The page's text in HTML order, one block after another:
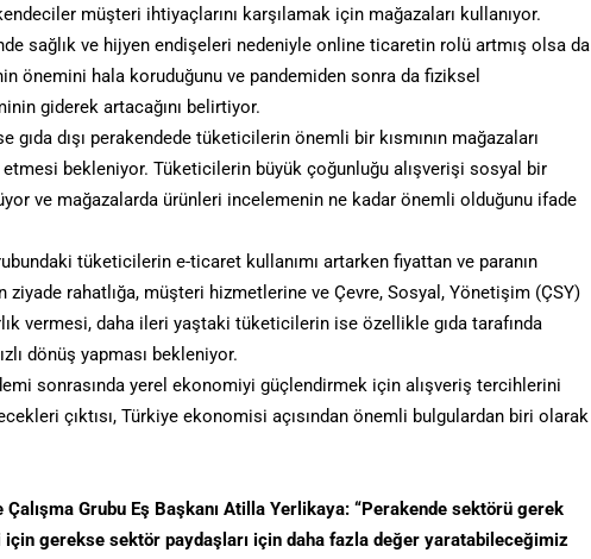
müşteri ihtiyaçlarını karşılamak için mağazaları kullanıyor.
sağlık ve hijyen endişeleri nedeniyle online ticaretin rolü artmış olsa da
önemini hala koruduğunu ve pandemiden sonra da fiziksel
giderek artacağını belirtiyor.
gıda dışı perakendede tüketicilerin önemli bir kısmının mağazaları
bekleniyor. Tüketicilerin büyük çoğunluğu alışverişi sosyal bir
ve mağazalarda ürünleri incelemenin ne kadar önemli olduğunu ifade
tüketicilerin e-ticaret kullanımı artarken fiyattan ve paranın
ziyade rahatlığa, müşteri hizmetlerine ve Çevre, Sosyal, Yönetişim (ÇSY)
vermesi, daha ileri yaştaki tüketicilerin ise özellikle gıda tarafında
dönüş yapması bekleniyor.
sonrasında yerel ekonomiyi güçlendirmek için alışveriş tercihlerini
çıktısı, Türkiye ekonomisi açısından önemli bulgulardan biri olarak
Çalışma Grubu Eş Başkanı Atilla Yerlikaya: “Perakende sektörü gerek
gerekse sektör paydaşları için daha fazla değer yaratabileceğimiz